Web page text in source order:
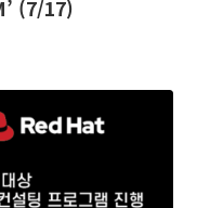
(7/17)